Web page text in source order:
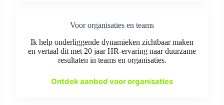
Voor organisaties en teams
Ik help onderliggende dynamieken zichtbaar maken
en vertaal dit met 20 jaar HR-ervaring naar duurzame
resultaten in teams en organisaties.
Ontdek aanbod voor organisaties